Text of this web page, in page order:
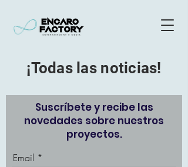
¡Todas las noticias!
Suscríbete y recibe las
novedades sobre nuestros
proyectos.
Email